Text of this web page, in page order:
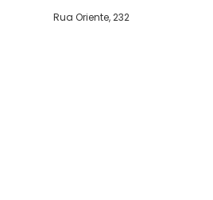
Rua Oriente, 232